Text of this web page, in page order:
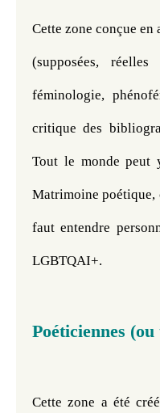
Cette zone conçue
(supposées,
féminologie,
critique des
Tout le monde peut
Matrimoine poétique,
faut entendre
LGBTQAI+.
Poéticiennes
Cette zone a été